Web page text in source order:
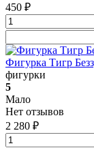
450 ₽
Фигурка Тигр
фигурки
5
Мало
Нет отзывов
2 280 ₽